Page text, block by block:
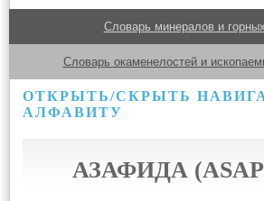
Словарь минералов и
Словарь окаменелостей и
ОТКРЫТЬ/СКРЫТЬ
АЛФАВИТУ
АЗАФИДА